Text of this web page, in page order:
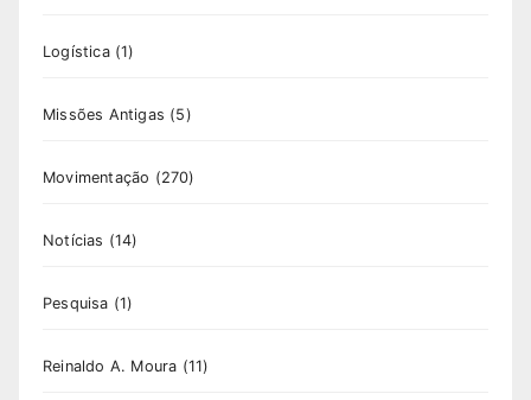
Logística(1)
Missões Antigas (5)
Movimentação (270)
Notícias (14)
Pesquisa (1)
Reinaldo A. Moura (11)